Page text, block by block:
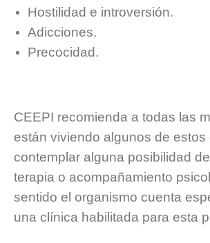
Hostilidad e introversión.
Adicciones.
Precocidad.
CEEPI recomienda a todas las
están viviendo algunos de estos
contemplar alguna posibilidad
terapia o acompañamiento
sentido el organismo cuenta
una clínica habilitada para esta